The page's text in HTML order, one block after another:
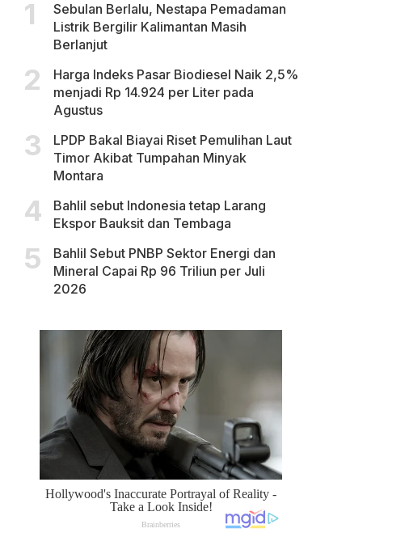
Sebulan Berlalu, Nestapa Pemadaman
Listrik Bergilir Kalimantan Masih
Berlanjut
Harga Indeks Pasar Biodiesel Naik 2,5%
menjadi Rp 14.924 per Liter pada
Agustus
LPDP Bakal Biayai Riset Pemulihan Laut
Timor Akibat Tumpahan Minyak
Montara
Bahlil sebut Indonesia tetap Larang
Ekspor Bauksit dan Tembaga
Bahlil Sebut PNBP Sektor Energi dan
Mineral Capai Rp 96 Triliun per Juli
2026